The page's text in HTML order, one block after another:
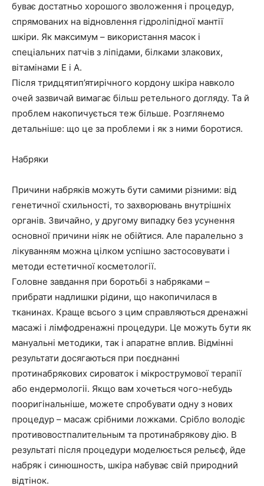
буває достатньо хорошого зволоження і процедур,
спрямованих на відновлення гідроліпідної мантії
шкіри. Як максимум – використання масок і
спеціальних патчів з ліпідами, білками злакових,
вітамінами Е і А.
Після тридцятип’ятирічного кордону шкіра навколо
очей зазвичай вимагає більш ретельного догляду. Та й
проблем накопичується теж більше. Розглянемо
детальніше: що це за проблеми і як з ними боротися.
Набряки
Причини набряків можуть бути самими різними: від
генетичної схильності, то захворювань внутрішніх
органів. Звичайно, у другому випадку без усунення
основної причини ніяк не обійтися. Але паралельно з
лікуванням можна цілком успішно застосовувати і
методи естетичної косметології.
Головне завдання при боротьбі з набряками –
прибрати надлишки рідини, що накопичилася в
тканинах. Краще всього з цим справляються дренажні
масажі і лімфодренажні процедури. Це можуть бути як
мануальні методики, так і апаратне вплив. Відмінні
результати досягаються при поєднанні
протинабрякових сироваток і мікрострумової терапії
або ендермологіі. Якщо вам хочеться чого-небудь
пооригінальніше, можете спробувати одну з нових
процедур – масаж срібними ложками. Срібло володіє
противовостпалительным та протинабрякову дію. В
результаті після процедури моделюється рельєф, йде
набряк і синюшность, шкіра набуває свій природний
відтінок.